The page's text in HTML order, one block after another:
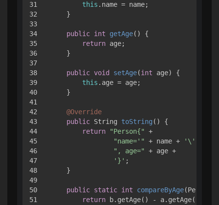
31
32
33
34
35
36
37
38
39
40
41
42
43
44
45
46
47
48
49
50
51
this .name = name;
    }
public int getAge()
{
return age;
    }
public void setAge(int age)
{
this .age = age;
    }
@Override
public String toString ()
{
return
"Person{"
+
"name='"
+ name + '\''
", age="
+ age +
'}' ;
    }
public static int compareByAge(Person
return b.getAge() - a.getAge();